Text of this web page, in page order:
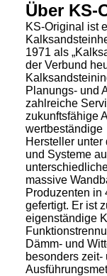
Über KS-
KS-Original ist
1971 als
der Verbund
Planungs- und
zahlreiche
zukunftsfähige
Hersteller
und Systeme
massive
Produzenten in
gefertigt. Er ist
eigenständige
Dämm- und
besonders zeit-